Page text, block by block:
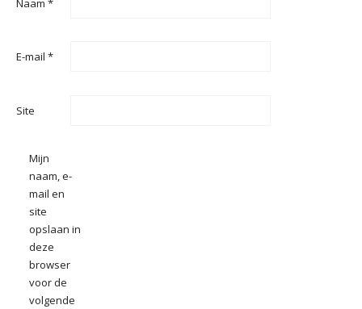
Naam *
E-mail *
Site
Mijn
naam, e-
mail en
site
opslaan in
deze
browser
voor de
volgende